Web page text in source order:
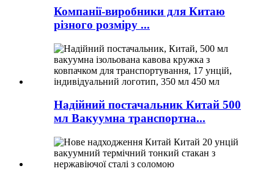
Компанії-виробники для Китаю
різного розміру ...
Надійний постачальник Китай 500
мл Вакуумна транспортна...